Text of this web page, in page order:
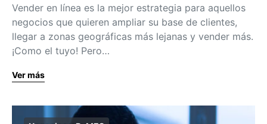
Vender en línea es la mejor estrategia para aquellos
negocios que quieren ampliar su base de clientes,
llegar a zonas geográficas más lejanas y vender más.
¡Como el tuyo! Pero…
Ver más